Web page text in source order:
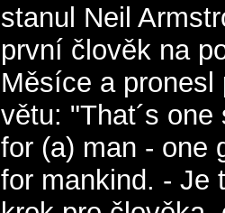
stanul Neil
první člověk na
Měsíce a pronesl
větu: "That´s
for (a) man - one
for mankind. - Je